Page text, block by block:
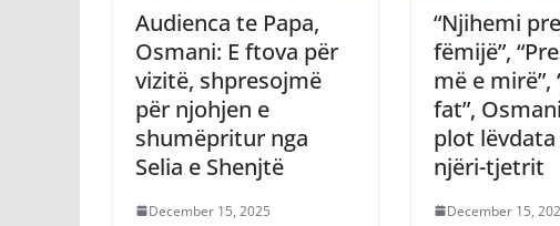
Audienca te Papa,
Osmani: E ftova për
vizitë, shpresojmë
për njohjen e
shumëpritur nga
Selia e Shenjtë
December 15, 2025
“Njihemi
fëmijë”,
më e mirë”,
fat”,
plot lëvdata
njëri-tjetrit
December 15,